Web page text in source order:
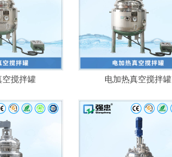
空搅拌罐 电加热真空搅拌罐